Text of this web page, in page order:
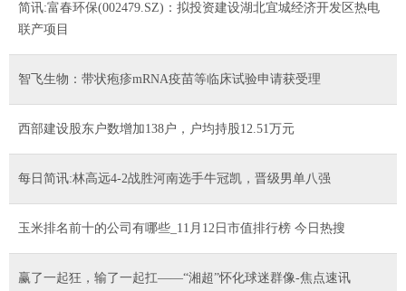
简讯:富春环保(002479.SZ)：拟投资建设湖北宜城经济开发区热电
联产项目
智飞生物：带状疱疹mRNA疫苗等临床试验申请获受理
西部建设股东户数增加138户，户均持股12.51万元
每日简讯:林高远4-2战胜河南选手牛冠凯，晋级男单八强
玉米排名前十的公司有哪些_11月12日市值排行榜 今日热搜
​赢了一起狂，输了一起扛——“湘超”怀化球迷群像-焦点速讯